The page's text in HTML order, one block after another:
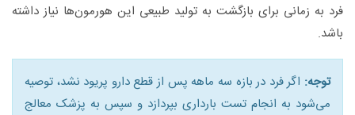
فرد به زمانی برای بازگشت به تولید طبیعی این هورمون‌ها نیاز داشته
باشد.
توجه: اگر فرد در بازه سه ماهه پس از قطع دارو پریود نشد، توصیه
می‌شود به انجام تست بارداری بپردازد و سپس به پزشک معالج